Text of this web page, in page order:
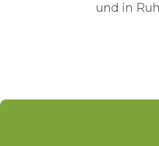
und in